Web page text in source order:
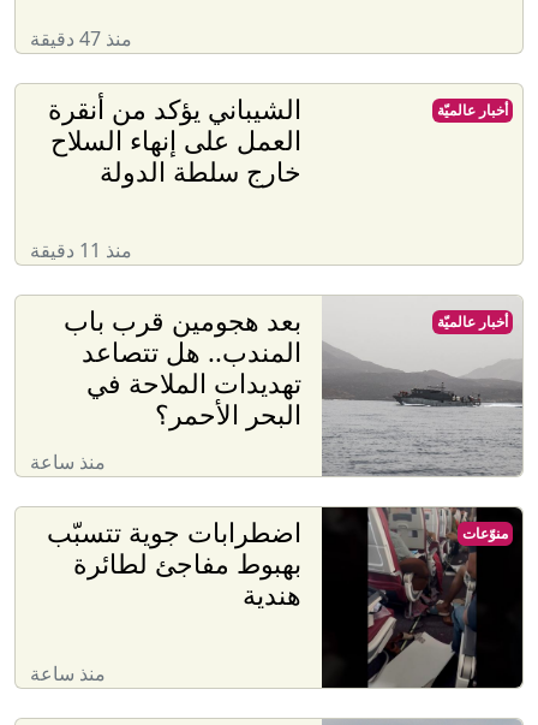
منذ 47 دقيقة
الشيباني يؤكد من أنقرة
العمل على إنهاء السلاح
خارج سلطة الدولة
منذ 11 دقيقة
أخبار عالميّة
بعد هجومين قرب باب
المندب.. هل تتصاعد
تهديدات الملاحة في
البحر الأحمر؟
منذ ساعة
أخبار عالميّة
اضطرابات جوية تتسبّب
بهبوط مفاجئ لطائرة
هندية
منذ ساعة
منوّعات